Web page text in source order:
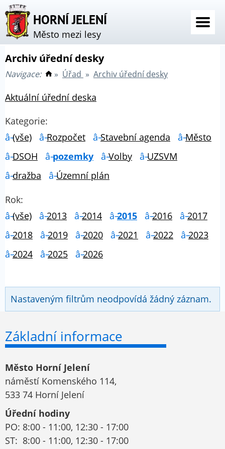
HORNÍ JELENÍ
Město mezi lesy
Archiv úřední desky
Navigace: » Úřad » Archiv úřední desky
Aktuální úřední deska
Kategorie:
(vše)
Rozpočet Stavební agenda
Město
DSOH
pozemky Volby
UZSVM
dražba
Územní plán
Rok:
(vše)
2013 2014 2015 2016
2017
2018
2019 2020 2021 2022
2023
2024
2025 2026
Nastaveným filtrům neodpovídá žádný záznam.
Základní informace
Město Horní Jelení
náměstí Komenského 114,
533 74 Horní Jelení
Úřední hodiny
PO: 8:00 - 11:00, 12:30 - 17:00
ST: 8:00 - 11:00, 12:30 - 17:00